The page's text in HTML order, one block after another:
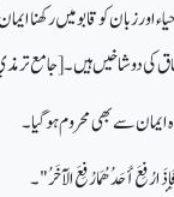
زبان کو قابو میں رکھنا
کی دو شاخیں ہیں۔ [جامع
سے بھی محروم ہو گیا۔
رُفِعَ أَحَدُهُمَا رُفِعَ الآخَرُ" ۔